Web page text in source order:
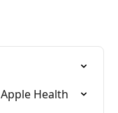
Health